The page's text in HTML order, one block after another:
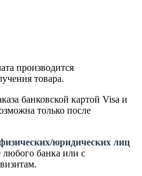
производится
товара.
банковской картой Visa и
только после
юридических лиц
любого банка или с